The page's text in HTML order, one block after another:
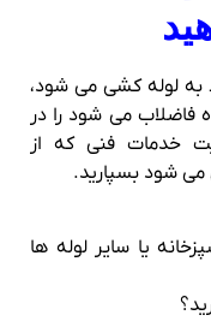
به لوله کشی می شود،
فاضلاب می شود را در
خدمات فنی که از
می شود بسپارید.
یا سایر لوله ها